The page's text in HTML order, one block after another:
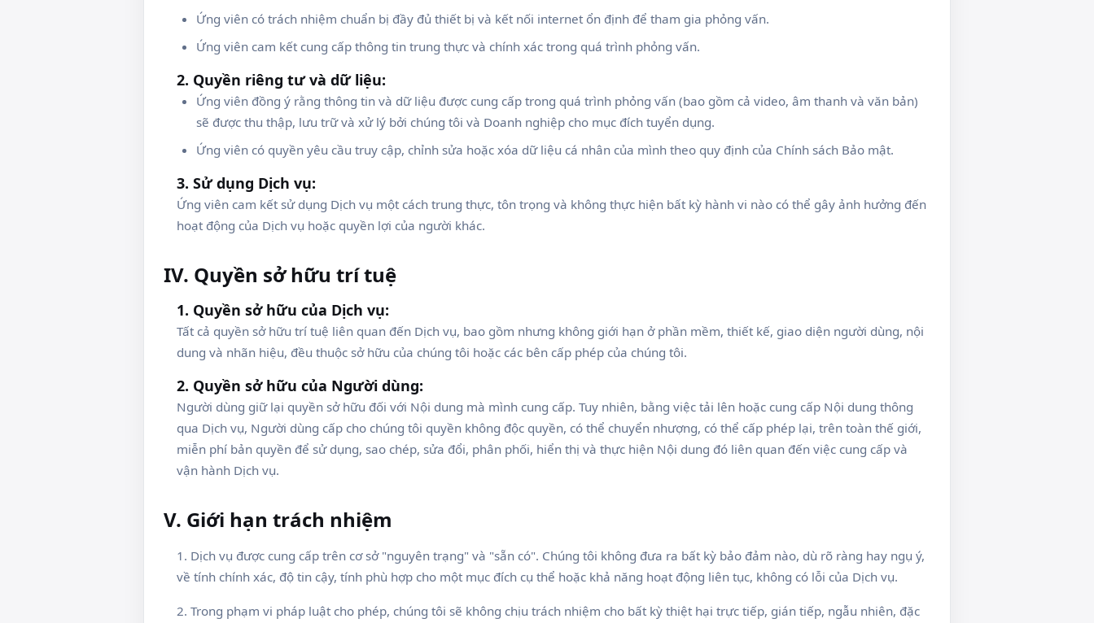
Ứng viên có trách nhiệm chuẩn bị đầy đủ thiết bị và kết nối internet ổn định để tham gia phỏng vấn.
Ứng viên cam kết cung cấp thông tin trung thực và chính xác trong quá trình phỏng vấn.
2. Quyền riêng tư và dữ liệu:
Ứng viên đồng ý rằng thông tin và dữ liệu được cung cấp trong quá trình phỏng vấn (bao gồm cả video, âm thanh và văn bản)
sẽ được thu thập, lưu trữ và xử lý bởi chúng tôi và Doanh nghiệp cho mục đích tuyển dụng.
Ứng viên có quyền yêu cầu truy cập, chỉnh sửa hoặc xóa dữ liệu cá nhân của mình theo quy định của Chính sách Bảo mật.
3. Sử dụng Dịch vụ:
Ứng viên cam kết sử dụng Dịch vụ một cách trung thực, tôn trọng và không thực hiện bất kỳ hành vi nào có thể gây ảnh hưởng đến
hoạt động của Dịch vụ hoặc quyền lợi của người khác.
IV. Quyền sở hữu trí tuệ
1. Quyền sở hữu của Dịch vụ:
Tất cả quyền sở hữu trí tuệ liên quan đến Dịch vụ, bao gồm nhưng không giới hạn ở phần mềm, thiết kế, giao diện người dùng, nội
dung và nhãn hiệu, đều thuộc sở hữu của chúng tôi hoặc các bên cấp phép của chúng tôi.
2. Quyền sở hữu của Người dùng:
Người dùng giữ lại quyền sở hữu đối với Nội dung mà mình cung cấp. Tuy nhiên, bằng việc tải lên hoặc cung cấp Nội dung thông
qua Dịch vụ, Người dùng cấp cho chúng tôi quyền không độc quyền, có thể chuyển nhượng, có thể cấp phép lại, trên toàn thế giới,
miễn phí bản quyền để sử dụng, sao chép, sửa đổi, phân phối, hiển thị và thực hiện Nội dung đó liên quan đến việc cung cấp và
vận hành Dịch vụ.
V. Giới hạn trách nhiệm
1. Dịch vụ được cung cấp trên cơ sở "nguyên trạng" và "sẵn có". Chúng tôi không đưa ra bất kỳ bảo đảm nào, dù rõ ràng hay ngụ ý,
về tính chính xác, độ tin cậy, tính phù hợp cho một mục đích cụ thể hoặc khả năng hoạt động liên tục, không có lỗi của Dịch vụ.
2. Trong phạm vi pháp luật cho phép, chúng tôi sẽ không chịu trách nhiệm cho bất kỳ thiệt hại trực tiếp, gián tiếp, ngẫu nhiên, đặc